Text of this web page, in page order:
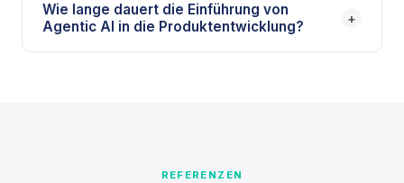
Wie lange dauert die Einführung von
Agentic AI in die Produktentwicklung?
+
REFERENZEN